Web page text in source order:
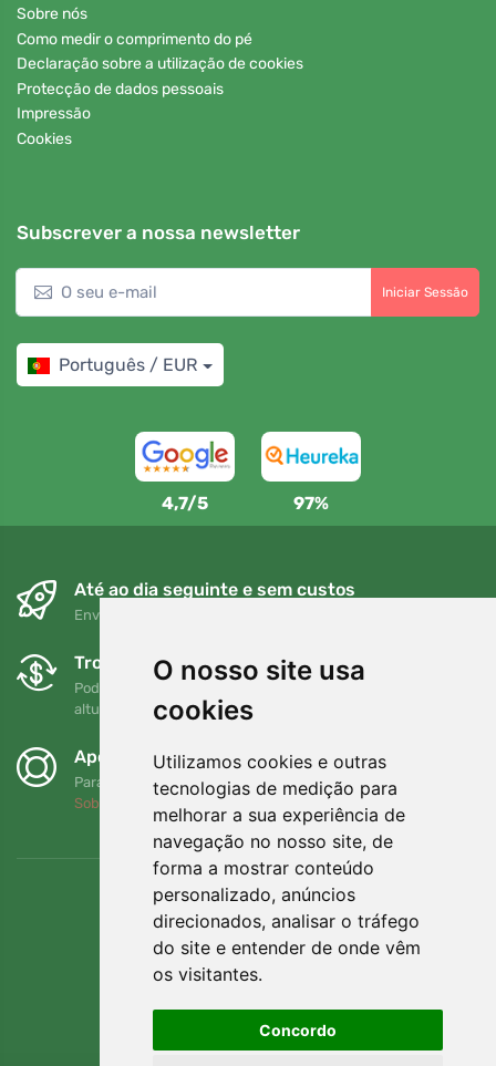
O nosso site usa
cookies
Utilizamos cookies e outras
tecnologias de medição para
melhorar a sua experiência de
navegação no nosso site, de
forma a mostrar conteúdo
personalizado, anúncios
direcionados, analisar o tráfego
do site e entender de onde vêm
os visitantes.
Concordo
Sobre nós
Como medir o comprimento do pé
Declaração sobre a utilização de cookies
Protecção de dados pessoais
Impressão
Cookies
Subscrever a nossa newsletter
Iniciar Sessão
Português / EUR
4,7/5 97%
Até ao dia seguinte e sem custos
Envio gratuito para encomendas superiores a 80 EUR
Trocas e devoluções gratuitas
Pode devolver ou trocar a sua encomenda em qualquer
altura no prazo de 90 dias
Apoiamos a Trees.org
Para cada encomenda plantamos uma árvore! Leia mais
Sobre nós